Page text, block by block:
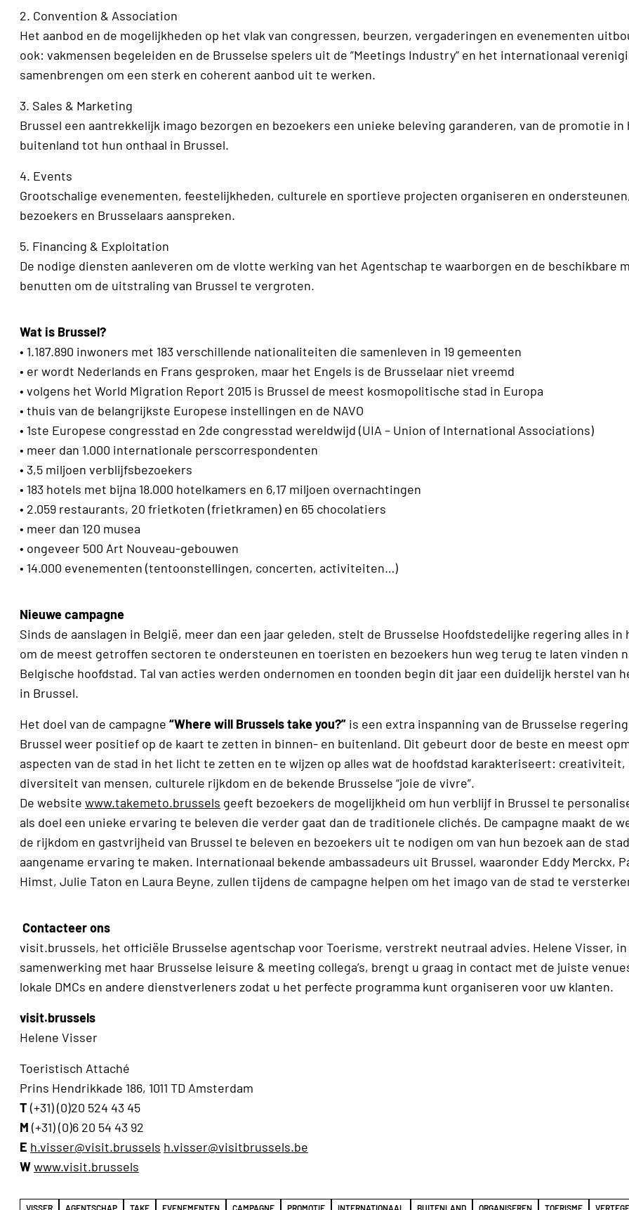
2. Convention & Association
Het aanbod en de mogelijkheden op het vlak van congressen, beurzen, vergaderingen en evenementen
ook: vakmensen begeleiden en de Brusselse spelers uit de ”Meetings Industry” en het internationaal
samenbrengen om een sterk en coherent aanbod uit te werken.
3. Sales & Marketing
Brussel een aantrekkelijk imago bezorgen en bezoekers een unieke beleving garanderen, van de promotie in
buitenland tot hun onthaal in Brussel.
4. Events
Grootschalige evenementen, feestelijkheden, culturele en sportieve projecten organiseren en
bezoekers en Brusselaars aanspreken.
5. Financing & Exploitation
De nodige diensten aanleveren om de vlotte werking van het Agentschap te waarborgen en de beschikbare
benutten om de uitstraling van Brussel te vergroten.
Wat is Brussel?
• 1.187.890 inwoners met 183 verschillende nationaliteiten die samenleven in 19 gemeenten
• er wordt Nederlands en Frans gesproken, maar het Engels is de Brusselaar niet vreemd
• volgens het World Migration Report 2015 is Brussel de meest kosmopolitische stad in Europa
• thuis van de belangrijkste Europese instellingen en de NAVO
• 1ste Europese congresstad en 2de congresstad wereldwijd (UIA – Union of International Associations)
• meer dan 1.000 internationale perscorrespondenten
• 3,5 miljoen verblijfsbezoekers
• 183 hotels met bijna 18.000 hotelkamers en 6,17 miljoen overnachtingen
• 2.059 restaurants, 20 frietkoten (frietkramen) en 65 chocolatiers
• meer dan 120 musea
• ongeveer 500 Art Nouveau-gebouwen
• 14.000 evenementen (tentoonstellingen, concerten, activiteiten…)
Nieuwe campagne
Sinds de aanslagen in België, meer dan een jaar geleden, stelt de Brusselse Hoofdstedelijke regering alles in
om de meest getroffen sectoren te ondersteunen en toeristen en bezoekers hun weg terug te laten vinden
Belgische hoofdstad. Tal van acties werden ondernomen en toonden begin dit jaar een duidelijk herstel van
in Brussel.
Het doel van de campagne “Where will Brussels take you?” is een extra inspanning van de Brusselse
Brussel weer positief op de kaart te zetten in binnen- en buitenland. Dit gebeurt door de beste en meest
aspecten van de stad in het licht te zetten en te wijzen op alles wat de hoofdstad karakteriseert: creativiteit,
diversiteit van mensen, culturele rijkdom en de bekende Brusselse “joie de vivre”.
De website www.takemeto.brussels geeft bezoekers de mogelijkheid om hun verblijf in Brussel te
als doel een unieke ervaring te beleven die verder gaat dan de traditionele clichés. De campagne maakt de
de rijkdom en gastvrijheid van Brussel te beleven en bezoekers uit te nodigen om van hun bezoek aan de
aangename ervaring te maken. Internationaal bekende ambassadeurs uit Brussel, waaronder Eddy Merckx,
Himst, Julie Taton en Laura Beyne, zullen tijdens de campagne helpen om het imago van de stad te
Contacteer ons
visit.brussels, het officiële Brusselse agentschap voor Toerisme, verstrekt neutraal advies. Helene Visser, in
samenwerking met haar Brusselse leisure & meeting collega’s, brengt u graag in contact met de juiste
lokale DMCs en andere dienstverleners zodat u het perfecte programma kunt organiseren voor uw klanten.
visit.brussels
Helene Visser
Toeristisch Attaché
Prins Hendrikkade 186, 1011 TD Amsterdam
T (+31) (0)20 524 43 45
M (+31) (0)6 20 54 43 92
E h.visser@visit.brussels h.visser@visitbrussels.be
Wwww.visit.brussels
VISSER AGENTSCHAP TAKE EVENEMENTEN CAMPAGNE PROMOTIE INTERNATIONAAL BUITENLAND ORGANISEREN TOERISME